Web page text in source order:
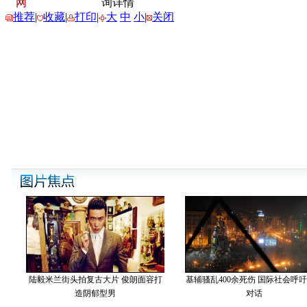
推荐| 收藏| 打印| 大 中 小| 关闭